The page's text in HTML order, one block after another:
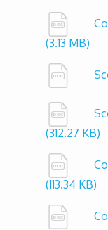
(3.13 MB)
(312.27 KB)
(113.34 KB)